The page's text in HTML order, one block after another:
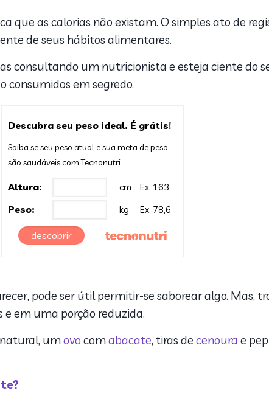
que as calorias não existam. O simples ato de
de seus hábitos alimentares.
consultando um nutricionista e esteja ciente do
consumidos em segredo.
Descubra seu peso ideal. É grátis!
Saiba se seu peso atual e sua meta de peso
são saudáveis com Tecnonutri.
Altura: cm Ex. 163
Peso: kg Ex. 78,6
descobrir
pode ser útil permitir-se saborear algo. Mas,
e em uma porção reduzida.
umovo comabacate, tiras de cenoura e